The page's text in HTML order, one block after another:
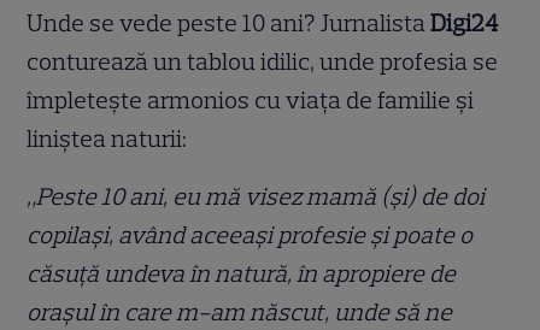
Unde se vede peste 10 ani? JurnalistaDigi24
conturează un tablou idilic, unde profesia se
împletește armonios cu viața de familie și
liniștea naturii:
„Peste 10 ani, eu mă visez mamă (și) de doi
copilași, având aceeași profesie și poate o
căsuță undeva în natură, în apropiere de
orașul în care m-am născut, unde să ne